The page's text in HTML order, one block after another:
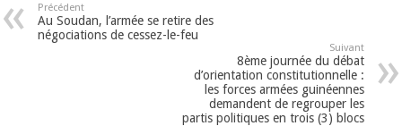
Précédent
Au Soudan, l’armée se retire des
négociations de cessez-le-feu
Suivant
8ème journée du débat
d’orientation constitutionnelle :
les forces armées guinéennes
demandent de regrouper les
partis politiques en trois (3) blocs